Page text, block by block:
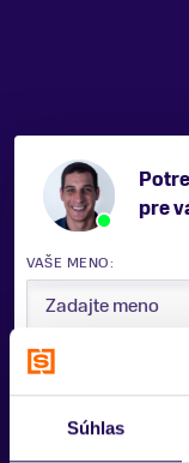
Súhlas
pre
VAŠE MENO:
E-MAIL: